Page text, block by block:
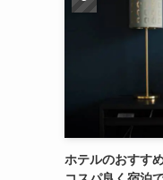
ホテルのおすす